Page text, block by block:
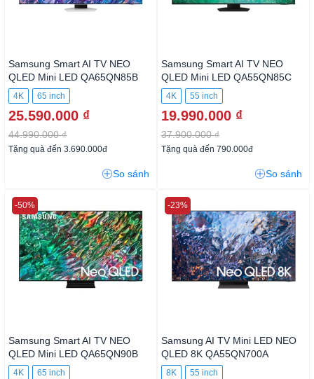
Samsung Smart AI TV NEO
QLED Mini LED QA65QN85B
4K 65 inch
25.590.000 ₫
44.990.000 ₫
Tặng quà đến 3.690.000đ
So sánh
Samsung Smart AI TV NEO
QLED Mini LED QA55QN85C
4K 55 inch
19.990.000 ₫
37.900.000 ₫
Tặng quà đến 790.000đ
So sánh
Samsung Smart AI TV NEO
QLED Mini LED QA65QN90B
4K 65 inch
-50%
Samsung AI TV Mini LED NEO
QLED 8K QA55QN700A
8K 55 inch
-23%